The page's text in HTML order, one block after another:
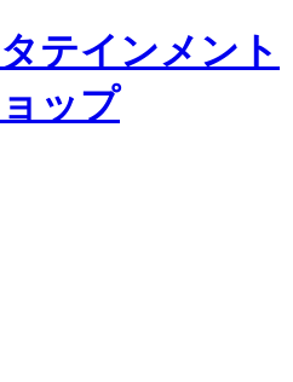
テインメント
ップ